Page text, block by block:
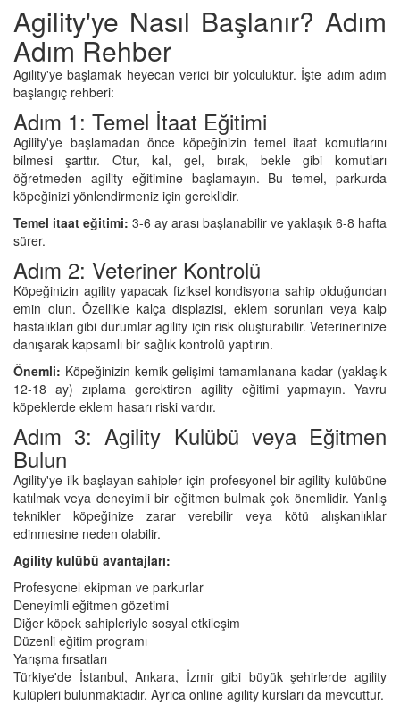
Agility'ye Nasıl Başlanır? Adım
Adım Rehber
Agility'ye başlamak heyecan verici bir yolculuktur. İşte adım adım
başlangıç rehberi:
Adım 1: Temel İtaat Eğitimi
Agility'ye başlamadan önce köpeğinizin temel itaat komutlarını
bilmesi şarttır. Otur, kal, gel, bırak, bekle gibi komutları
öğretmeden agility eğitimine başlamayın. Bu temel, parkurda
köpeğinizi yönlendirmeniz için gereklidir.
Temel itaat eğitimi: 3-6 ay arası başlanabilir ve yaklaşık 6-8 hafta
sürer.
Adım 2: Veteriner Kontrolü
Köpeğinizin agility yapacak fiziksel kondisyona sahip olduğundan
emin olun. Özellikle kalça displazisi, eklem sorunları veya kalp
hastalıkları gibi durumlar agility için risk oluşturabilir. Veterinerinize
danışarak kapsamlı bir sağlık kontrolü yaptırın.
Önemli: Köpeğinizin kemik gelişimi tamamlanana kadar (yaklaşık
12-18 ay) zıplama gerektiren agility eğitimi yapmayın. Yavru
köpeklerde eklem hasarı riski vardır.
Adım 3: Agility Kulübü veya Eğitmen
Bulun
Agility'ye ilk başlayan sahipler için profesyonel bir agility kulübüne
katılmak veya deneyimli bir eğitmen bulmak çok önemlidir. Yanlış
teknikler köpeğinize zarar verebilir veya kötü alışkanlıklar
edinmesine neden olabilir.
Agility kulübü avantajları:
Profesyonel ekipman ve parkurlar
Deneyimli eğitmen gözetimi
Diğer köpek sahipleriyle sosyal etkileşim
Düzenli eğitim programı
Yarışma fırsatları
Türkiye'de İstanbul, Ankara, İzmir gibi büyük şehirlerde agility
kulüpleri bulunmaktadır. Ayrıca online agility kursları da mevcuttur.